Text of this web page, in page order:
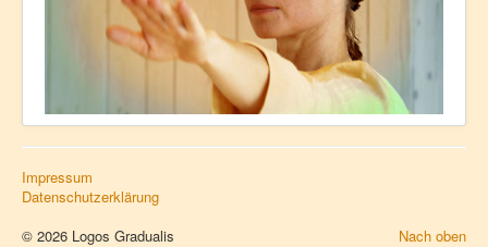
Schule für Logos Gradualis
Tel: +49 06272 5130-421
Impressum
Datenschutzerklärung
Nach oben
© 2026 Logos Gradualis